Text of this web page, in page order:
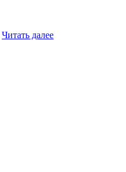
Читать далее